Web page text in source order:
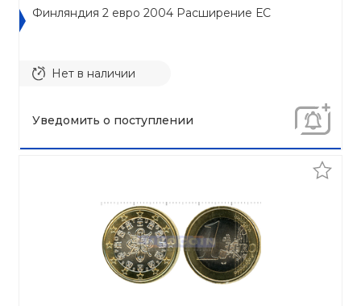
Финляндия 2 евро 2004 Расширение ЕС
Нет в наличии
Уведомить о поступлении